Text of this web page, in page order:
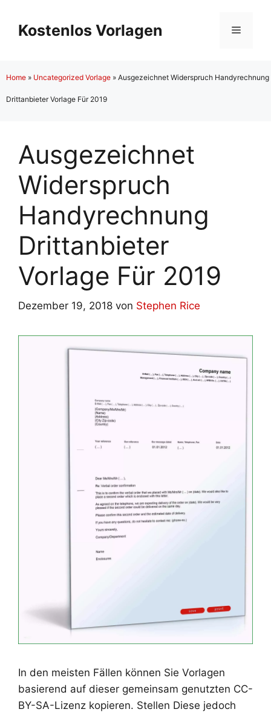
Inhalt
springen
Kostenlos Vorlagen Menü
Home » Uncategorized Vorlage » Ausgezeichnet Widerspruch Handyrechnung
Drittanbieter Vorlage Für 2019
Ausgezeichnet
Widerspruch
Handyrechnung
Drittanbieter
Vorlage Für 2019
Dezember 19, 2018 von Stephen Rice
In den meisten Fällen können Sie Vorlagen
basierend auf dieser gemeinsam genutzten CC-
BY-SA-Lizenz kopieren. Stellen Diese jedoch